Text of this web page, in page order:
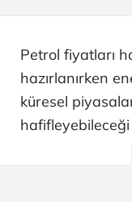
Petrol fiyatları
hazırlanırken
küresel